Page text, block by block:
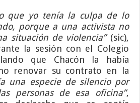
que yo tenía la culpa de lo
porque a una activista no
situación de violencia” (sic),
la sesión con el Colegio
que Chacón la había
renovar su contrato en la
una especie de silencio por
personas de esa oficina”,